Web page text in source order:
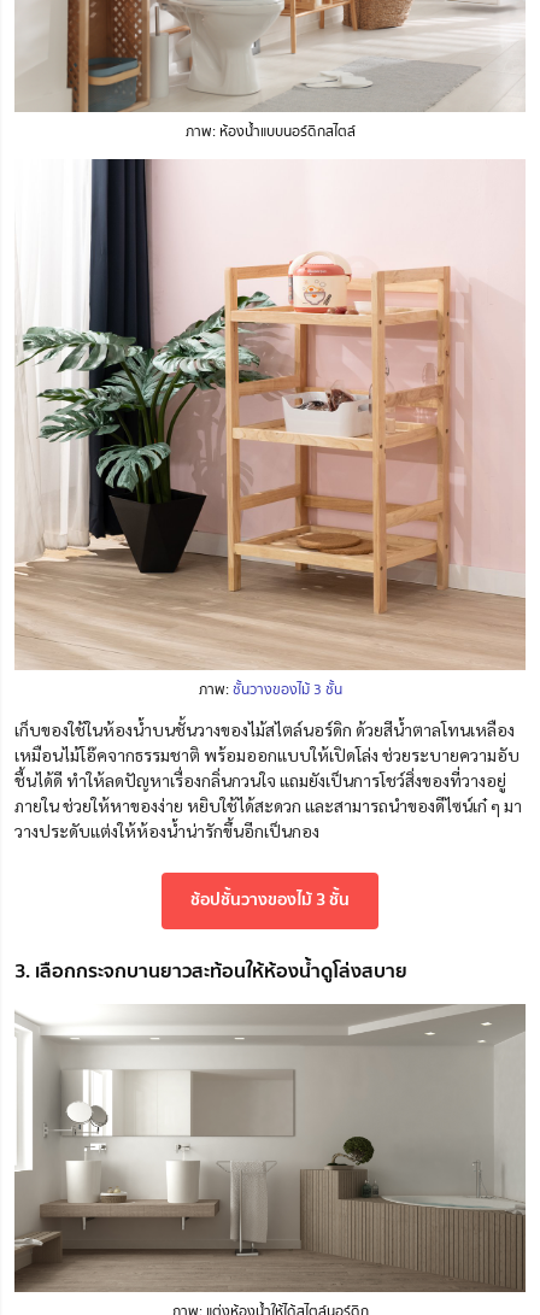
ภาพ: ห้องน้ำแบบนอร์ดิกสไตล์
ภาพ:ชั้นวางของไม้ 3 ชั้น
เก็บของใช้ในห้องน้ำบนชั้นวางของไม้สไตล์นอร์ดิก ด้วยสีน้ำตาลโทนเหลือง
เหมือนไม้โอ๊คจากธรรมชาติ พร้อมออกแบบให้เปิดโล่ง ช่วยระบายความอับ
ชื้นได้ดี ทำให้ลดปัญหาเรื่องกลิ่นกวนใจ แถมยังเป็นการโชว์สิ่งของที่วางอยู่
ภายใน ช่วยให้หาของง่าย หยิบใช้ได้สะดวก และสามารถนำของดีไซน์เก๋ ๆ มา
วางประดับแต่งให้ห้องน้ำน่ารักขึ้นอีกเป็นกอง
ช้อปชั้นวางของไม้ 3 ชั้น
3. เลือกกระจกบานยาวสะท้อนให้ห้องน้ำดูโล่งสบาย